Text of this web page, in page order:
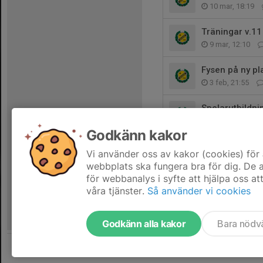
10 mar, 18:19
Träningar v.11
9 mar, 12:10
Fysen på ny
3 feb, 21:55
1 feb, 12:51
Godkänn kakor
Vi använder oss av kakor (cookies)
webbplats ska fungera bra för dig. De
för webbanalys i syfte att hjälpa oss
våra tjänster. Så använder vi cookies
Godkänn alla kakor Bara